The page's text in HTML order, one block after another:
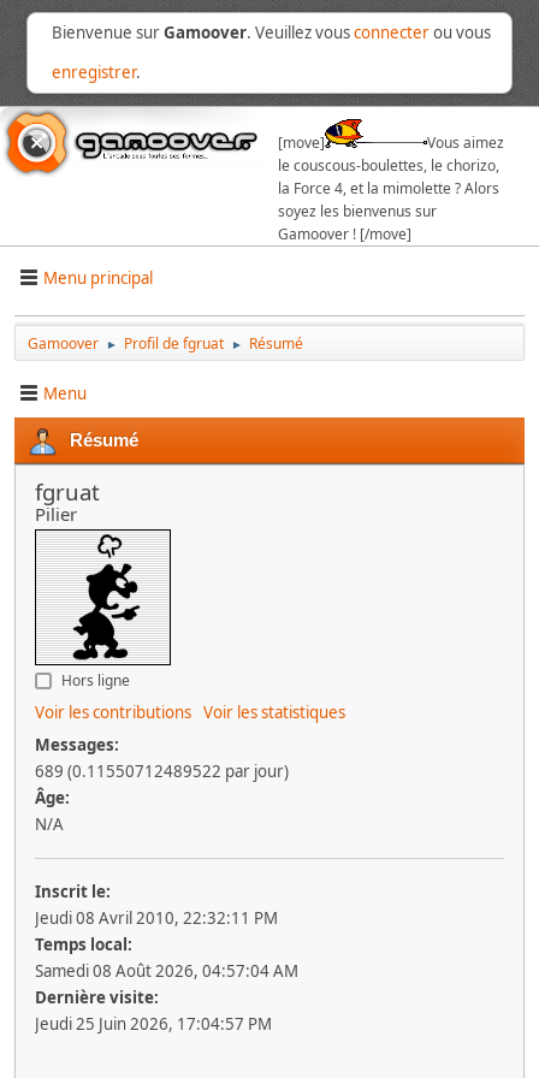
Bienvenue surGamoover. Veuillez vousconnecterou vous
enregistrer.
[move]
Vous aimez
le couscous-boulettes, le chorizo,
la Force 4, et la mimolette ? Alors
soyez les bienvenus sur
Gamoover ! [/move]
Menu principal
Gamoover ► Profil de fgruat ► Résumé
Menu
Résumé
fgruat
Pilier
Hors ligne
Voir les contributions Voir les statistiques
Messages:
689 (0.11550712489522 par jour)
Âge:
N/A
Inscrit le:
Jeudi 08 Avril 2010, 22:32:11 PM
Temps local:
Samedi 08 Août 2026, 04:57:04 AM
Dernière visite:
Jeudi 25 Juin 2026, 17:04:57 PM